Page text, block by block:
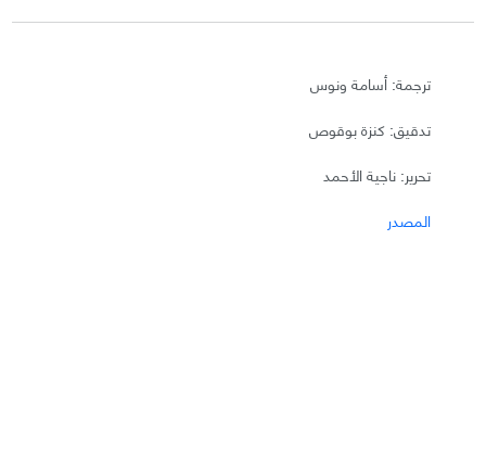
ترجمة: أسامة ونوس
تدقيق: كنزة بوقوص
تحرير: ناجية الأحمد
المصدر